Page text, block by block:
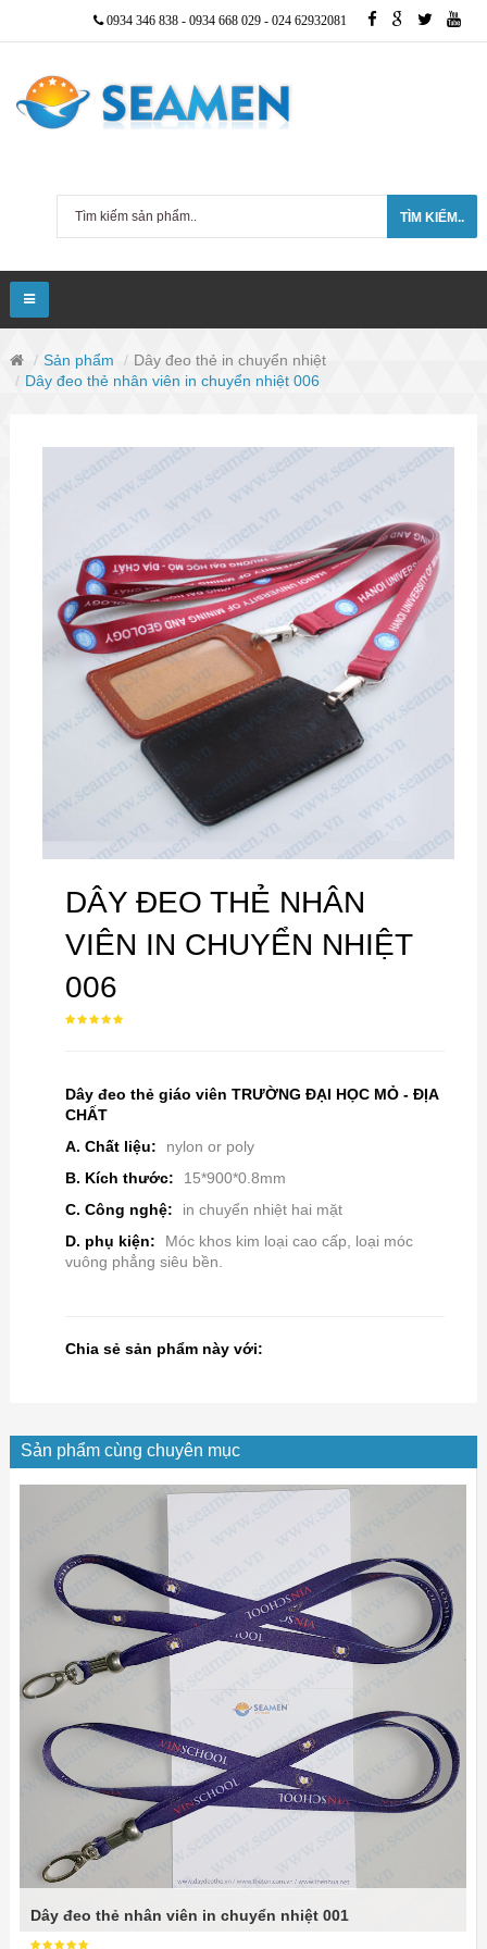
0934 346 838 - 0934 668 029 - 024 62932081
TÌM KIẾM..
Sản phẩm
Dây đeo thẻ in chuyển nhiệt
Dây đeo thẻ nhân viên in chuyển nhiệt 006
DÂY ĐEO THẺ NHÂN
VIÊN IN CHUYỂN NHIỆT
006
Dây đeo thẻ giáo viên TRƯỜNG ĐẠI HỌC MỎ - ĐỊA
CHẤT
A. Chất liệu:
nylon or poly
B. Kích thước:
15*900*0.8mm
C. Công nghệ:
in chuyển nhiệt hai mặt
D. phụ kiện:
Móc khos kim loại cao cấp, loại móc
vuông phẳng siêu bền.
Chia sẻ sản phẩm này với:
Sản phẩm cùng chuyên mục
Dây đeo thẻ nhân viên in chuyển nhiệt 001